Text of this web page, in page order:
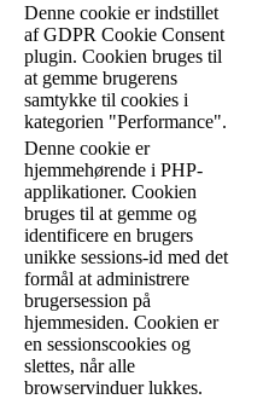
Denne cookie er indstillet
af GDPR Cookie Consent
plugin. Cookien bruges til
at gemme brugerens
samtykke til cookies i
kategorien "Performance".
Denne cookie er
hjemmehørende i PHP-
applikationer. Cookien
bruges til at gemme og
identificere en brugers
unikke sessions-id med det
formål at administrere
brugersession på
hjemmesiden. Cookien er
en sessionscookies og
slettes, når alle
browservinduer lukkes.